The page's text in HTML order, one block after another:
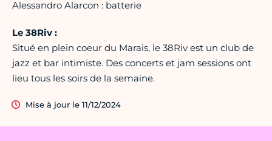
Alessandro Alarcon : batterie
Le 38Riv :
Situé en plein coeur du Marais, le 38Riv est un club de
jazz et bar intimiste. Des concerts et jam sessions ont
lieu tous les soirs de la semaine.
Mise à jour le 11/12/2024